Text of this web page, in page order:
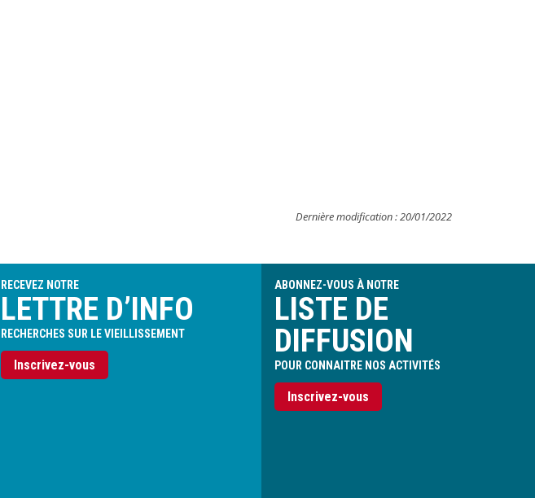
Dernière modification : 20/01/2022
RECEVEZ NOTRE
LETTRE D’INFO
RECHERCHES SUR LE VIEILLISSEMENT
Inscrivez-vous
ABONNEZ-VOUS À NOTRE
LISTE DE
DIFFUSION
POUR CONNAITRE NOS ACTIVITÉS
Inscrivez-vous